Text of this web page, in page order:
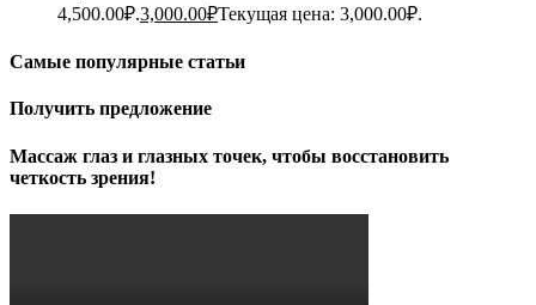
4,500.00₽.3,000.00₽Текущая цена: 3,000.00₽.
Самые популярные статьи
Получить предложение
Массаж глаз и глазных точек, чтобы восстановить
четкость зрения!